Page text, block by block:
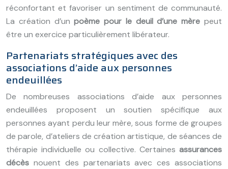
réconfortant et favoriser un sentiment de communauté.
La création d’unpoème pour le deuil d’une mèrepeut
être un exercice particulièrement libérateur.
Partenariats stratégiques avec des
associations d’aide aux personnes
endeuillées
De nombreuses associations d’aide aux personnes
endeuillées proposent un soutien spécifique aux
personnes ayant perdu leur mère, sous forme de groupes
de parole, d’ateliers de création artistique, de séances de
thérapie individuelle ou collective. Certaines assurances
décès nouent des partenariats avec ces associations